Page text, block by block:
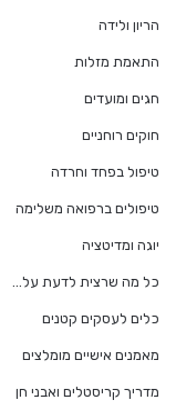
הריון ולידה
התאמת מזלות
חגים ומועדים
חוקים רוחניים
טיפול בפחד וחרדה
טיפולים ברפואה משלימה
יוגה ומדיטציה
כל מה שרצית לדעת על…
כלים לעסקים קטנים
מאמנים אישיים מומלצים
מדריך קריסטלים ואבני חן